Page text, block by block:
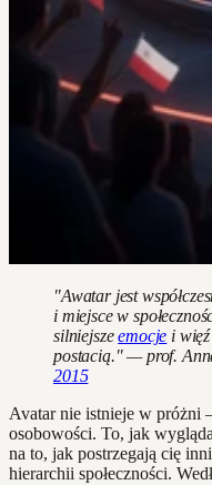
"Awatar jest
i miejsce w
silniejszeemocje i
postacią." — prof.
2015
Avatar nie istnieje w próżni
osobowości. To, jak
na to, jak postrzegają cię
hierarchii społeczności.